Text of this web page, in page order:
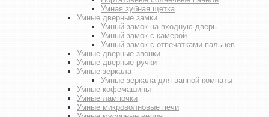
Умная зубная щетка
Умные дверные замки
Умный замок на входную дверь
Умный замок с камерой
Умный замок с отпечатками пальцев
Умные дверные звонки
Умные дверные ручки
Умные зеркала
Умные зеркала для ванной комнаты
Умные кофемашины
Умные лампочки
Умные микроволновые печи